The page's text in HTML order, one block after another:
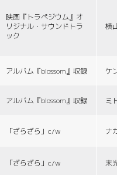
映画『トラペジウム』オ
リジナル・サウンドトラ
ック
横
アルバム『blossom』収録 ケ
アルバム『blossom』収録 ミ
「ざらざら」c/w ナ
「ざらざら」c/w 末